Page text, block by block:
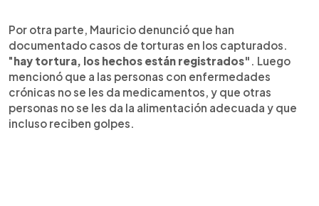
Por otra parte, Mauricio denunció que han
documentado casos de torturas en los capturados.
"hay tortura, los hechos están registrados" . Luego
mencionó que a las personas con enfermedades
crónicas no se les da medicamentos, y que otras
personas no se les da la alimentación adecuada y que
incluso reciben golpes.